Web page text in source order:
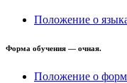
Положение о
Форма обучения — очная.
Положение о